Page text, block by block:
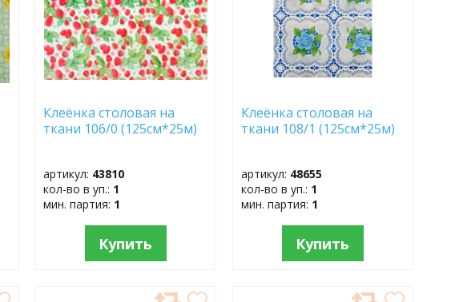
Клеёнка столовая на
ткани 106/0 (125см*25м)
артикул: 43810
кол-во в уп.: 1
мин. партия: 1
Купить
Клеёнка столовая на
ткани 108/1 (125см*25м)
артикул: 48655
кол-во в уп.: 1
мин. партия: 1
Купить